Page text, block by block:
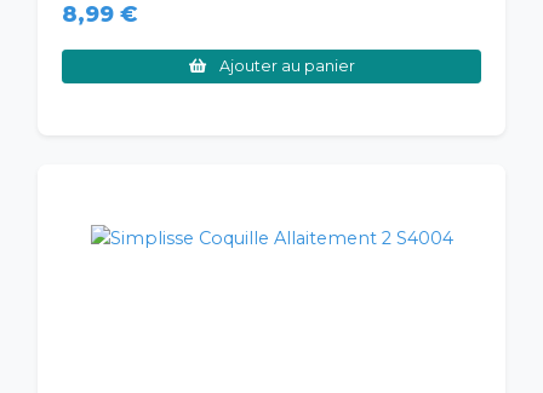
8,99 €
Ajouter au panier